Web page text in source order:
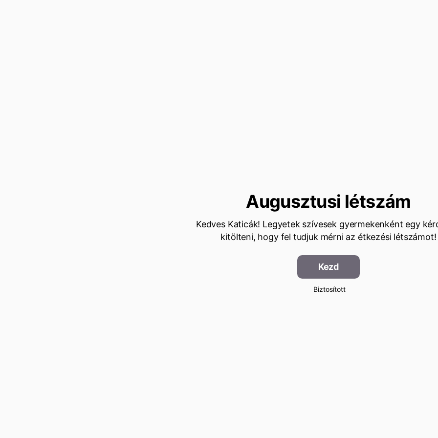
Augusztusi létszám
Kedves Katicák! Legyetek szívesek gyermekenként egy
kitölteni, hogy fel tudjuk mérni az étkezési létszámot!
Kezd
Biztosított